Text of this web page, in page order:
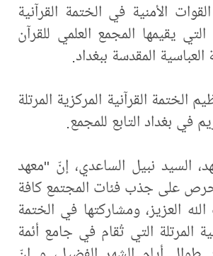
الأمنية في الختمة القرآنية
التي يقيمها المجمع العلمي للقرآن
العباسية المقدسة ببغداد.
القرآنية المركزية المرتلة
في بغداد التابع للمجمع.
السيد نبيل الساعدي، إنّ "معهد
على جذب فئات المجتمع كافة
العزيز، ومشاركتها في الختمة
المرتلة التي تُقام في جامع أئمة